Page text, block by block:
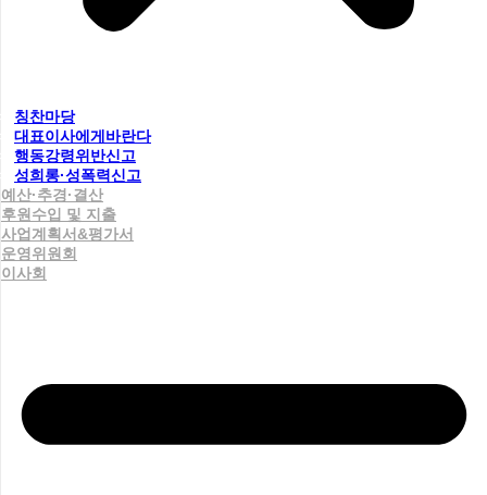
칭찬마당
대표이사에게바란다
행동강령위반신고
성희롱·성폭력신고
예산·추경·결산
후원수입 및 지출
사업계획서&평가서
운영위원회
이사회